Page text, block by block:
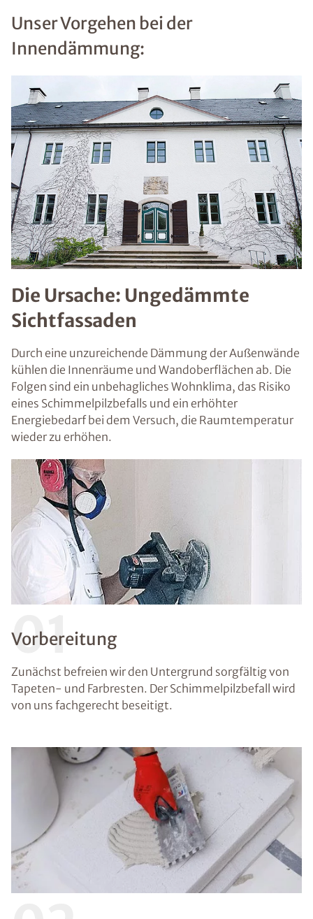
Unser Vorgehen bei der
Innendämmung:
Die Ursache: Ungedämmte
Sichtfassaden
Durch eine unzureichende Dämmung der Außenwände
kühlen die Innenräume und Wandoberflächen ab. Die
Folgen sind ein unbehagliches Wohnklima, das Risiko
eines Schimmelpilzbefalls und ein erhöhter
Energiebedarf bei dem Versuch, die Raumtemperatur
wieder zu erhöhen.
01
Vorbereitung
Zunächst befreien wir den Untergrund sorgfältig von
Tapeten- und Farbresten. Der Schimmelpilzbefall wird
von uns fachgerecht beseitigt.